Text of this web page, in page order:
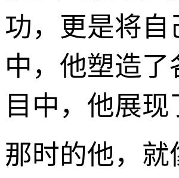
功，更是将
中，他塑造
目中，他展
那时的他，